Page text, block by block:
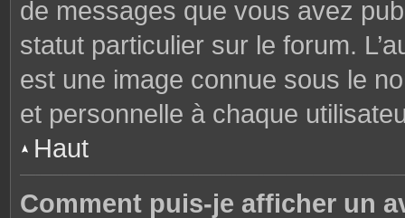
de messages que vous avez
statut particulier sur le forum.
est une image connue sous le
et personnelle à chaque
Haut
Comment puis-je afficher un